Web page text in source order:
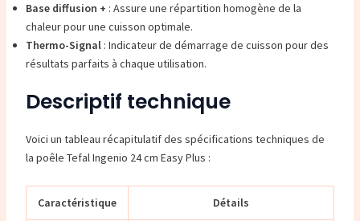
Base diffusion + : Assure une répartition homogène de la
chaleur pour une cuisson optimale.
Thermo-Signal: Indicateur de démarrage de cuisson pour des
résultats parfaits à chaque utilisation.
Descriptif technique
Voici un tableau récapitulatif des spécifications techniques de
la poêle Tefal Ingenio 24 cm Easy Plus :
Caractéristique Détails